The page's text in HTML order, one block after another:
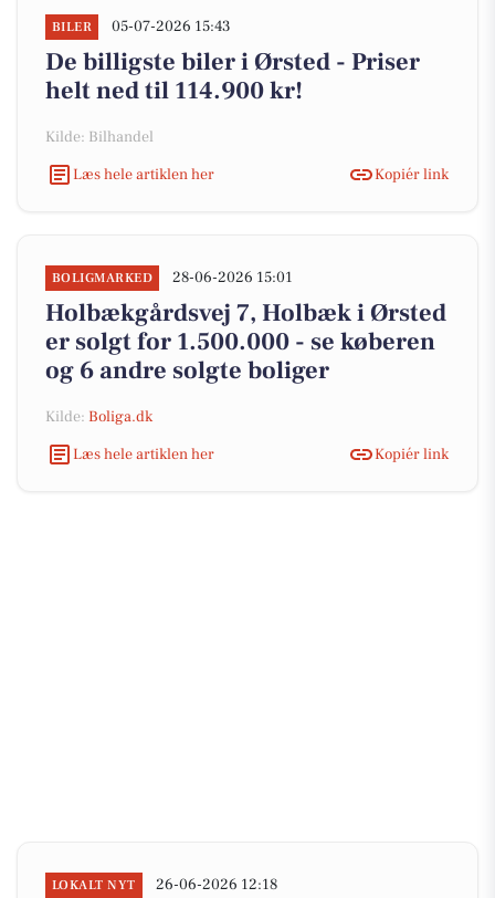
BILER 05-07-2026 15:43
De billigste biler i Ørsted - Priser
helt ned til 114.900 kr!
Kilde: Bilhandel
Læs hele artiklen her
Kopiér link
BOLIGMARKED 28-06-2026 15:01
Holbækgårdsvej 7, Holbæk i Ørsted
er solgt for 1.500.000 - se køberen
og 6 andre solgte boliger
Kilde: Boliga.dk
Læs hele artiklen her
Kopiér link
LOKALT NYT 26-06-2026 12:18